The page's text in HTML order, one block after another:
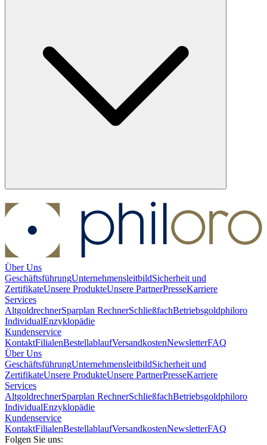
Über Uns
GeschäftsführungUnternehmensleitbildSicherheit und
ZertifikateUnsere ProdukteUnsere PartnerPresseKarriere
Services
AltgoldrechnerSparplan RechnerSchließfachBetriebsgoldphiloro
IndividualEnzyklopädie
Kundenservice
KontaktFilialenBestellablaufVersandkostenNewsletterFAQ
Über Uns
GeschäftsführungUnternehmensleitbildSicherheit und
ZertifikateUnsere ProdukteUnsere PartnerPresseKarriere
Services
AltgoldrechnerSparplan RechnerSchließfachBetriebsgoldphiloro
IndividualEnzyklopädie
Kundenservice
KontaktFilialenBestellablaufVersandkostenNewsletterFAQ
Folgen Sie uns: